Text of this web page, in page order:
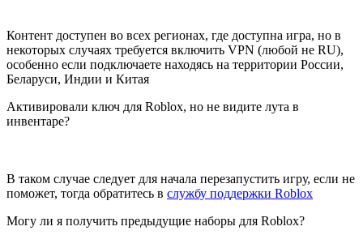
Контент доступен во всех регионах, где доступна игра, но в
некоторых случаях требуется включить VPN (любой не RU),
особенно если подключаете находясь на территории России,
Беларуси, Индии и Китая
Активировали ключ для Roblox, но не видите лута в
инвентаре?
В таком случае следует для начала перезапустить игру, если не
поможет, тогда обратитесь в службу поддержки Roblox
Могу ли я получить предыдущие наборы для Roblox?